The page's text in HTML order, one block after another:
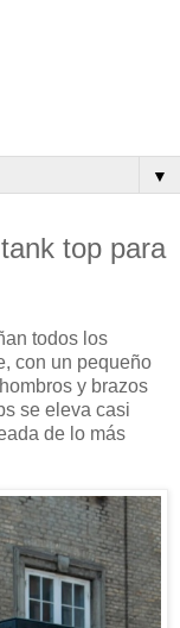
▼
top para
todos los
con un pequeño
y brazos
se eleva casi
de lo más